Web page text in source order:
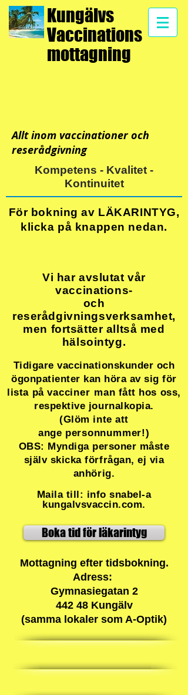
Kungälvs
Vaccinations
mottagning
Allt inom vaccinationer och
reserådgivning
Kompetens - Kvalitet -
Kontinuitet
För bokning av LÄKARINTYG,
klicka på knappen nedan.
Vi har avslutat vår
vaccinations-
och
reserådgivningsverksamhet,
men fortsätter alltså med
hälsointyg.
Tidigare vaccinationskunder och
ögonpatienter kan höra av sig för
lista påvacciner man fått hos oss,
respektive journalkopia.
(Glöm inte att
ange personnummer!)
OBS: Myndiga personer måste
själv skicka förfrågan, ej via
anhörig.
Maila till: info snabel-a
kungalvsvaccin.com.
Boka tid för läkarintyg
Mottagning efter tidsbokning.
Adress:
Gymnasiegatan 2
442 48 Kungälv
(samma lokaler som A-Optik)